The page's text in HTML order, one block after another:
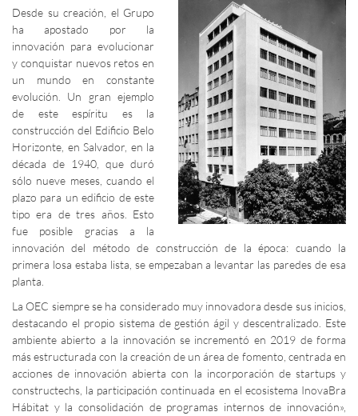
Desde su creación, el Grupo
ha apostado por la
innovación para evolucionar
y conquistar nuevos retos en
un mundo en constante
evolución. Un gran ejemplo
de este espíritu es la
construcción del Edificio Belo
Horizonte, en Salvador, en la
década de 1940, que duró
sólo nueve meses, cuando el
plazo para un edificio de este
tipo era de tres años. Esto
fue posible gracias a la
innovación del método de construcción de la época: cuando la
primera losa estaba lista, se empezaban a levantar las paredes de esa
planta.
La OEC siempre se ha considerado muy innovadora desde sus inicios,
destacando el propio sistema de gestión ágil y descentralizado. Este
ambiente abierto a la innovación se incrementó en 2019 de forma
más estructurada con la creación de un área de fomento, centrada en
acciones de innovación abierta con la incorporación de startups y
constructechs, la participación continuada en el ecosistema InovaBra
Hábitat y la consolidación de programas internos de innovación»,